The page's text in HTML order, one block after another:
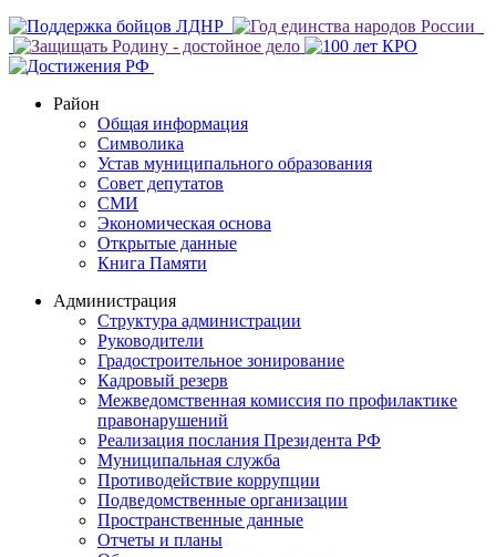
Район
Общая информация
Символика
Устав муниципального образования
Совет депутатов
СМИ
Экономическая основа
Открытые данные
Книга Памяти
Администрация
Структура администрации
Руководители
Градостроительное зонирование
Кадровый резерв
Межведомственная комиссия по профилактике
правонарушений
Реализация послания Президента РФ
Муниципальная служба
Противодействие коррупции
Подведомственные организации
Пространственные данные
Отчеты и планы